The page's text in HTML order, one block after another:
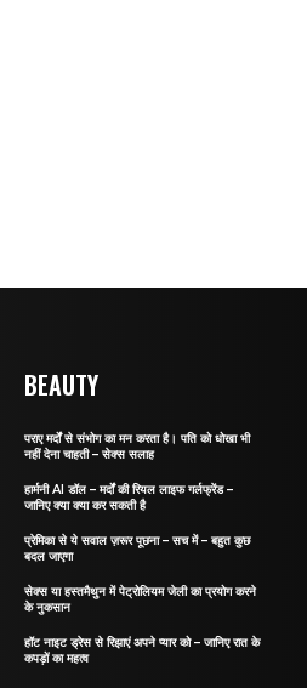
BEAUTY
पराए मर्दों से संभोग का मन करता है। पति को धोखा भी
नहीं देना चाहती – सेक्स सलाह
हार्मनी AI डॉल – मर्दों की रियल लाइफ गर्लफ्रेंड –
जानिए क्या क्या कर सकती है
प्रेमिका से ये सवाल ज़रूर पूछना – सच में – बहुत कुछ
बदल जाएगा
सेक्स या हस्तमैथुन में पेट्रोलियम जेली का प्रयोग करने
के नुकसान
हॉट नाइट ड्रेस से रिझाएं अपने प्यार को – जानिए रात के
कपड़ों का महत्व